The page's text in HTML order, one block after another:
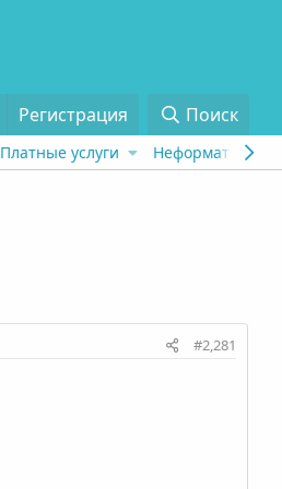
Отзывы О проекте
Регистрация Поиск
Платные услуги Неформат
#2,281